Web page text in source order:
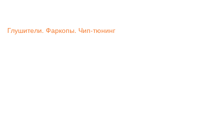
Глушители. Фаркопы. Чип-тюнинг